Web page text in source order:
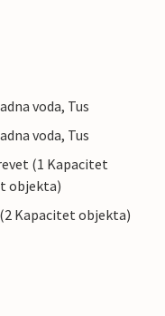
voda, Tus
voda, Tus
(1 Kapacitet
objekta)
Kapacitet objekta)